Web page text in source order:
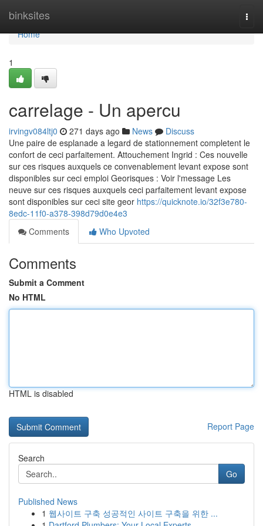
binksites
Home
Home
1
carrelage - Un apercu
irvingv084ltj0 271 days ago News
Discuss
Une paire de esplanade a legard de stationnement completent le
confort de ceci parfaitement. Attouchement Ingrid : Ces nouvelle
sur ces risques auxquels ce convenablement levant expose sont
disponibles sur ceci emploi Georisques : Voir l'message Les
neuve sur ces risques auxquels ceci parfaitement levant expose
sont disponibles sur ceci site geor https://quicknote.io/32f3e780-
8edc-11f0-a378-398d79d0e4e3
Comments
Who Upvoted
Comments
Submit a Comment
No HTML
HTML is disabled
Report Page
Search
Go
Published News
1 웹사이트 구축 성공적인 사이트 구축을 위한 ...